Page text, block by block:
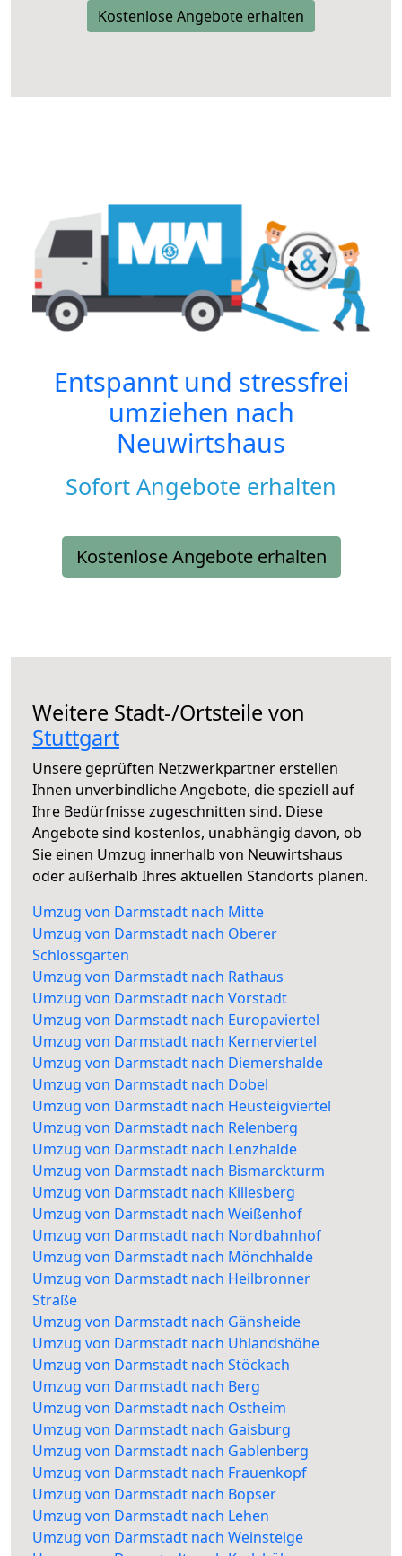
Kostenlose Angebote erhalten
Entspannt und stressfrei
umziehen nach
Neuwirtshaus
Sofort Angebote erhalten
Kostenlose Angebote erhalten
Weitere Stadt-/Ortsteile von
Stuttgart
Unsere geprüften Netzwerkpartner erstellen
Ihnen unverbindliche Angebote, die speziell auf
Ihre Bedürfnisse zugeschnitten sind. Diese
Angebote sind kostenlos, unabhängig davon, ob
Sie einen Umzug innerhalb von Neuwirtshaus
oder außerhalb Ihres aktuellen Standorts planen.
Umzug von Darmstadt nach Mitte
Umzug von Darmstadt nach Oberer
Schlossgarten
Umzug von Darmstadt nach Rathaus
Umzug von Darmstadt nach Vorstadt
Umzug von Darmstadt nach Europaviertel
Umzug von Darmstadt nach Kernerviertel
Umzug von Darmstadt nach Diemershalde
Umzug von Darmstadt nach Dobel
Umzug von Darmstadt nach Heusteigviertel
Umzug von Darmstadt nach Relenberg
Umzug von Darmstadt nach Lenzhalde
Umzug von Darmstadt nach Bismarckturm
Umzug von Darmstadt nach Killesberg
Umzug von Darmstadt nach Weißenhof
Umzug von Darmstadt nach Nordbahnhof
Umzug von Darmstadt nach Mönchhalde
Umzug von Darmstadt nach Heilbronner
Straße
Umzug von Darmstadt nach Gänsheide
Umzug von Darmstadt nach Uhlandshöhe
Umzug von Darmstadt nach Stöckach
Umzug von Darmstadt nach Berg
Umzug von Darmstadt nach Ostheim
Umzug von Darmstadt nach Gaisburg
Umzug von Darmstadt nach Gablenberg
Umzug von Darmstadt nach Frauenkopf
Umzug von Darmstadt nach Bopser
Umzug von Darmstadt nach Lehen
Umzug von Darmstadt nach Weinsteige